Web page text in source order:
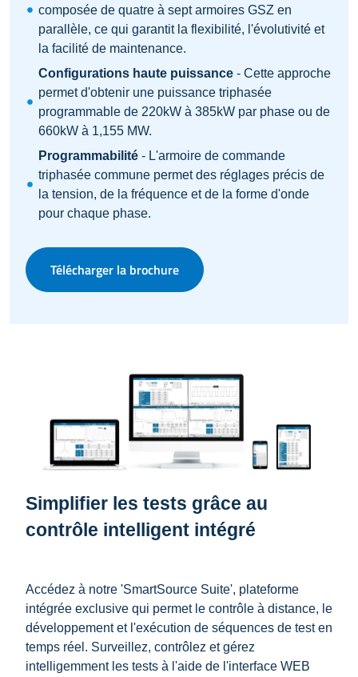
composée de quatre à sept armoires GSZ en
parallèle, ce qui garantit la flexibilité, l'évolutivité et
la facilité de maintenance.
Configurations haute puissance- Cette approche
permet d'obtenir une puissance triphasée
programmable de 220kW à 385kW par phase ou de
660kW à 1,155 MW.
Programmabilité- L'armoire de commande
triphasée commune permet des réglages précis de
la tension, de la fréquence et de la forme d'onde
pour chaque phase.
Télécharger la brochure
Simplifier les tests grâce au
contrôle intelligent intégré
Accédez à notre 'SmartSource Suite', plateforme
intégrée exclusive qui permet le contrôle à distance, le
développement et l'exécution de séquences de test en
temps réel. Surveillez, contrôlez et gérez
intelligemment les tests à l'aide de l'interface WEB